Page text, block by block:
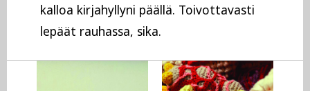
kalloa kirjahyllyni päällä. Toivottavasti
lepäät rauhassa, sika.